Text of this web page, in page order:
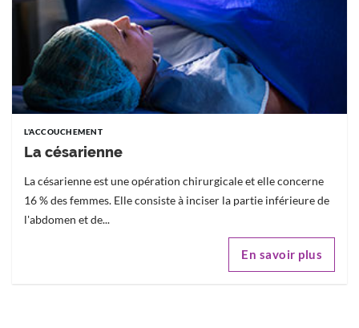
L'ACCOUCHEMENT
La césarienne
La césarienne est une opération chirurgicale et elle concerne
16 % des femmes. Elle consiste à inciser la partie inférieure de
l'abdomen et de...
En savoir plus